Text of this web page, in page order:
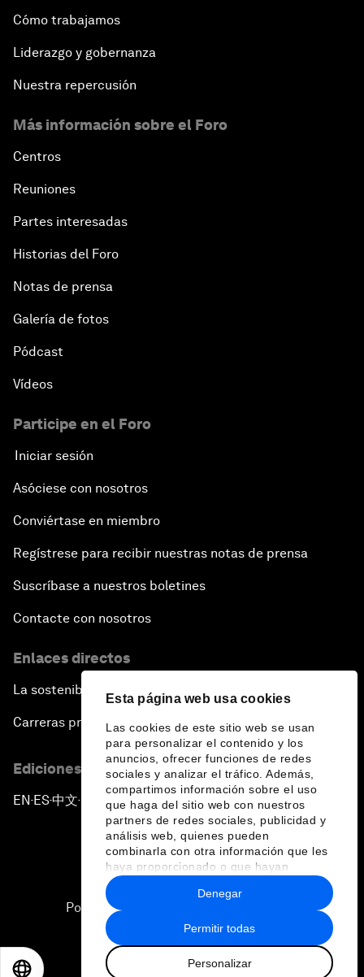
Esta página web usa cookies
Las cookies de este sitio web se usan
para personalizar el contenido y los
anuncios, ofrecer funciones de redes
sociales y analizar el tráfico. Además,
compartimos información sobre el uso
que haga del sitio web con nuestros
partners de redes sociales, publicidad y
análisis web, quienes pueden
combinarla con otra información que les
haya proporcionado o que hayan
recopilado a partir del uso que haya
hecho de sus servicios.
Permitir todas
Personalizar
Denegar
Cómo trabajamos
Liderazgo y gobernanza
Nuestra repercusión
Más información sobre el Foro
Centros
Reuniones
Partes interesadas
Historias del Foro
Notas de prensa
Galería de fotos
Pódcast
Vídeos
Participe en el Foro
Iniciar sesión
Asóciese con nosotros
Conviértase en miembro
Regístrese para recibir nuestras notas de prensa
Suscríbase a nuestros boletines
Contacte con nosotros
Enlaces directos
La sostenibilidad en el Foro
Carreras profesionales
Ediciones en otros idiomas
EN ▪ES▪中文▪ 日本語
Política de privacidad y normas de uso
Sitemap
2026 Foro Económico Mundial